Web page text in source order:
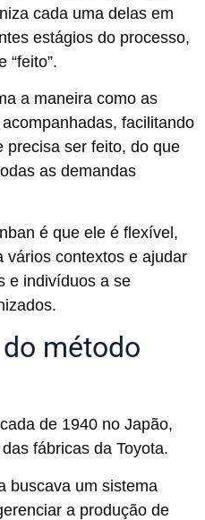
cada uma delas em
estágios do processo,
“feito”.
a maneira como as
facilitando
precisa ser feito, do que
as demandas
é que ele é flexível,
vários contextos e ajudar
e indivíduos a se
método
de 1940 no Japão,
fábricas da Toyota.
buscava um sistema
a produção de